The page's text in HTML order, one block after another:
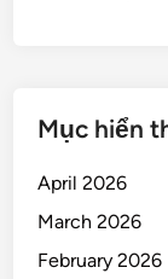
Mục hiển
April 2026
March 2026
February 2026